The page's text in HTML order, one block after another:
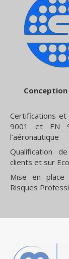
Certifications
9001 et EN
l’aéronautique
Qualification
clients et sur
Mise en place
Risques